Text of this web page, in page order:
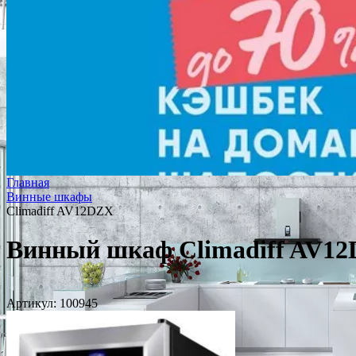
Главная
Винные шкафы
Climadiff AV12DZX
Винный шкаф Climadiff
Артикул: 100945